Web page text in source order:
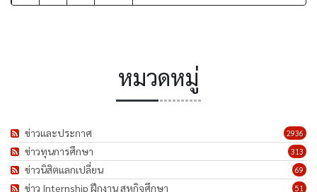
หมวดหมู่
2936
ข่าวและประกาศ
313
ข่าวทุนการศึกษา
69
ข่าวนิสิตแลกเปลี่ยน
51
ข่าว Internship ฝึกงาน สหกิจศึกษา